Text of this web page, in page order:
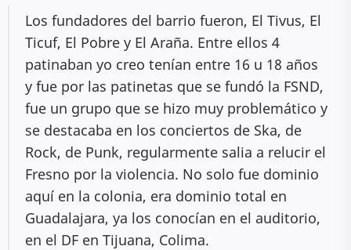
Los fundadores del barrio fueron, El Tivus, El
Ticuf, El Pobre y El Araña. Entre ellos 4
patinaban yo creo tenían entre 16 u 18 años
y fue por las patinetas que se fundó la FSND,
fue un grupo que se hizo muy problemático y
se destacaba en los conciertos de Ska, de
Rock, de Punk, regularmente salia a relucir el
Fresno por la violencia. No solo fue dominio
aquí en la colonia, era dominio total en
Guadalajara, ya los conocían en el auditorio,
en el DF en Tijuana, Colima.